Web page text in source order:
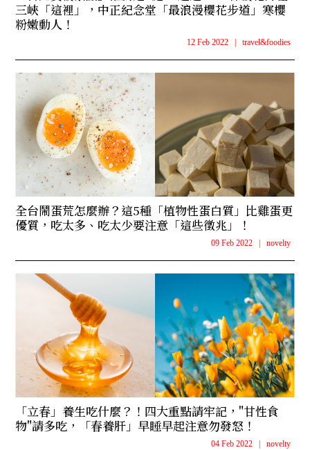
三峽「這裡」，中正紀念堂「最浪漫櫻花步道」寒櫻
粉嫩動人！
12 Feb 2022 travel&foodies
全台鬧蛋荒怎麼辦？這5種「植物性蛋白質」比雞蛋更
優質，吃太多、吃太少要注意「這些徵兆」！
09 Feb 2022 novelty
「立春」養生吃什麼？！四大重點請牢記，"甘性食
物"請多吃，「春養肝」早睡早起注意勿發怒！
04 Feb 2022 novelty